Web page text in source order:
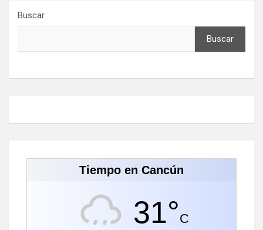
Buscar
Buscar
Tiempo en Cancún
31°C